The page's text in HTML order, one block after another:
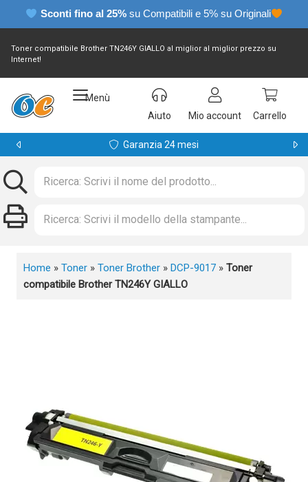
Sconti fino al 25% su Compatibili e 5% su Originali
Toner compatibile Brother TN246Y GIALLO al miglior al miglior prezzo su
Internet!
Menù
Aiuto
Mio account Carrello
Garanzia 24 mesi
Home » Toner » Toner Brother » DCP-9017 » Toner
compatibile Brother TN246Y GIALLO